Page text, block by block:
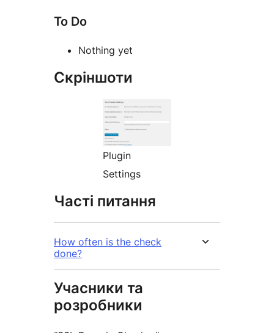
To Do
Nothing yet
Скріншоти
Plugin
Settings
Часті питання
How often is the check
done?
Учасники та
розробники